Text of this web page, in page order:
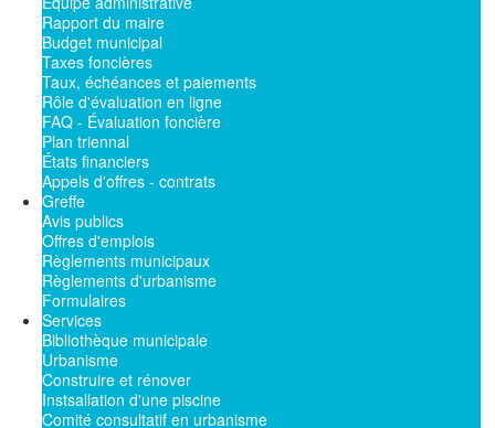
Rapport du maire
Budget municipal
Taxes foncières
Taux, échéances et paiements
Rôle d'évaluation en ligne
FAQ - Évaluation foncière
Plan triennal
États financiers
Appels d'offres - contrats
Greffe
Avis publics
Offres d'emplois
Règlements municipaux
Règlements d'urbanisme
Formulaires
Services
Bibliothèque municipale
Urbanisme
Construire et rénover
Instsallation d'une piscine
Comité consultatif en urbanisme